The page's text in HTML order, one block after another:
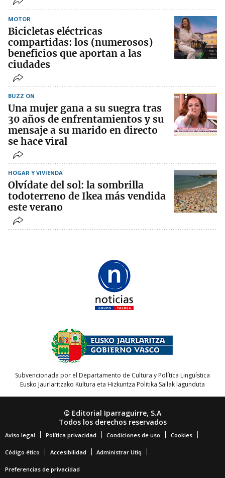
MOTOR
Bicicletas eléctricas
compartidas: los (numerosos)
beneficios que aportan a las
ciudades
BUZZ ON
Una mujer gana a su suegra tras
30 años de enfrentamientos y su
mensaje a su marido en directo
se hace viral
HOGAR Y VIVIENDA
Olvídate del sol: la sombrilla
todoterreno de Ikea más vendida
este verano
Subvencionada por el Departamento de Cultura y Política Lingüística
Eusko Jaurlaritzako Kultura eta Hizkuntza Politika Sailak lagunduta
© Editorial Iparraguirre, S.A
Todos los derechos reservados
Aviso legal Política privacidad Condiciones de uso Cookies
Código ético Accesibilidad Administrar Utiq
Preferencias de privacidad